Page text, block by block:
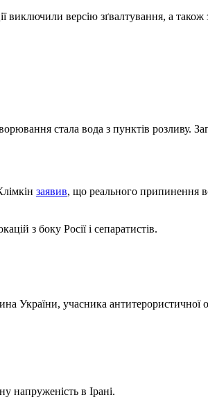
версію зґвалтування, а
стала вода з пунктів розливу.
заявив, що реального припинення
з боку Росії і сепаратистів.
України, учасника антитерористичної
напруженість в Ірані.